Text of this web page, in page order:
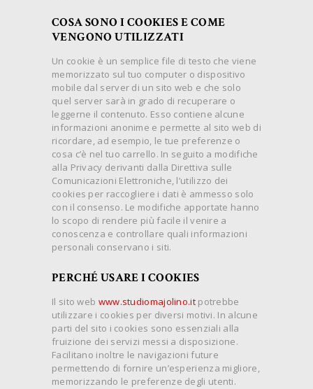
COSA SONO I COOKIES E COME
VENGONO UTILIZZATI
Un cookie è un semplice file di testo che viene
memorizzato sul tuo computer o dispositivo
mobile dal server di un sito web e che solo
quel server sarà in grado di recuperare o
leggerne il contenuto. Esso contiene alcune
informazioni anonime e permette al sito web di
ricordare, ad esempio, le tue preferenze o
cosa c’è nel tuo carrello. In seguito a modifiche
alla Privacy derivanti dalla Direttiva sulle
Comunicazioni Elettroniche, l’utilizzo dei
cookies per raccogliere i dati è ammesso solo
con il consenso. Le modifiche apportate hanno
lo scopo di rendere più facile il venire a
conoscenza e controllare quali informazioni
personali conservano i siti.
PERCHÉ USARE I COOKIES
Il sito web www.studiomajolino.itpotrebbe
utilizzare i cookies per diversi motivi. In alcune
parti del sito i cookies sono essenziali alla
fruizione dei servizi messi a disposizione.
Facilitano inoltre le navigazioni future
permettendo di fornire un’esperienza migliore,
memorizzando le preferenze degli utenti.